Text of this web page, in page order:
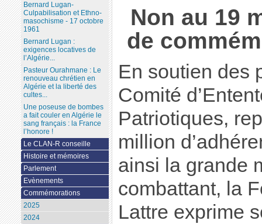
Non au 19
de
En soutien des
Comité
Patriotiques,
million
ainsi la grande
combattant, la
Lattre exprime
Bernard Lugan-
Culpabilisation et Ethno-
masochisme - 17 octobre
1961
Bernard Lugan :
exigences locatives de
l’Algérie...
Pasteur Ourahmane : Le
renouveau chrétien en
Algérie et la liberté des
cultes...
Une poseuse de bombes
a fait couler en Algérie le
sang français : la France
l’honore !
Le CLAN-R conseille
Histoire et mémoires
Parlement
Evènements
Commémorations
2025
2024